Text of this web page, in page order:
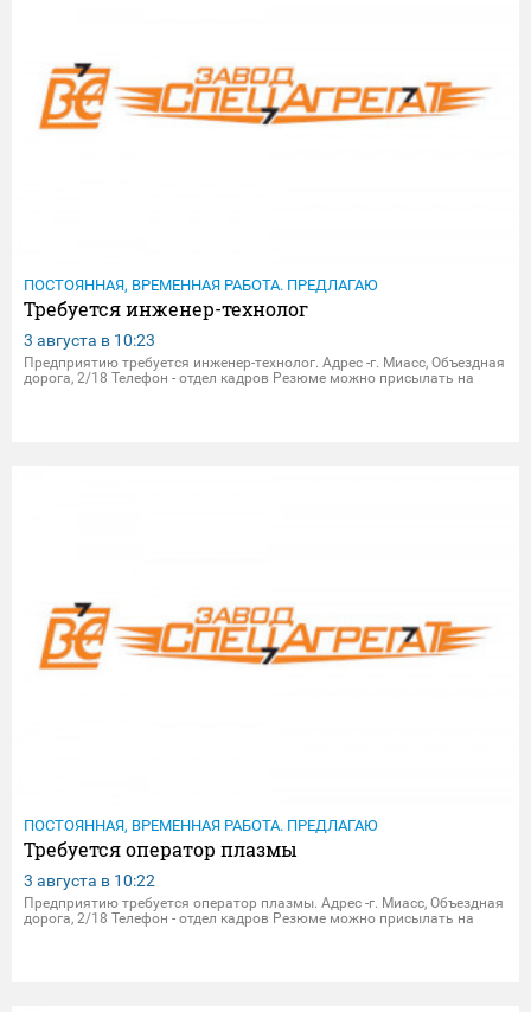
ПОСТОЯННАЯ, ВРЕМЕННАЯ РАБОТА. ПРЕДЛАГАЮ
Требуется инженер-технолог
3 августа в 10:23
Предприятию требуется инженер-технолог. Адрес -г. Миасс, Объездная
дорога, 2/18 Телефон - отдел кадров Резюме можно присылать на
ПОСТОЯННАЯ, ВРЕМЕННАЯ РАБОТА. ПРЕДЛАГАЮ
Требуется оператор плазмы
3 августа в 10:22
Предприятию требуется оператор плазмы. Адрес -г. Миасс, Объездная
дорога, 2/18 Телефон - отдел кадров Резюме можно присылать на